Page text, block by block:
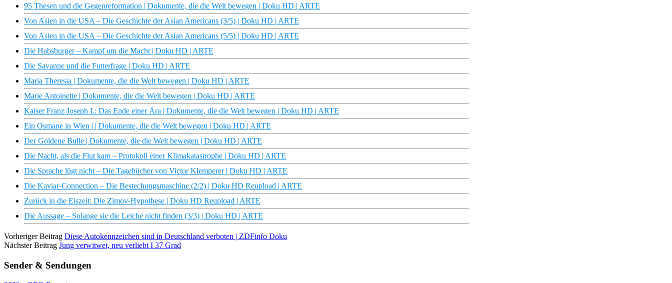
95 Thesen und die Gegenreformation | Dokumente, die die Welt bewegen | Doku HD | ARTE
Von Asien in die USA – Die Geschichte der Asian Americans (3/5) | Doku HD | ARTE
Von Asien in die USA – Die Geschichte der Asian Americans (5/5) | Doku HD | ARTE
Die Habsburger – Kampf um die Macht | Doku HD | ARTE
Die Savanne und die Futterfrage | Doku HD | ARTE
Maria Theresia | Dokumente, die die Welt bewegen | Doku HD | ARTE
Marie Antoinette | Dokumente, die die Welt bewegen | Doku HD | ARTE
Kaiser Franz Joseph I.: Das Ende einer Ära | Dokumente, die die Welt bewegen | Doku HD | ARTE
Ein Osmane in Wien | | Dokumente, die die Welt bewegen | Doku HD | ARTE
Der Goldene Bulle | Dokumente, die die Welt bewegen | Doku HD | ARTE
Die Nacht, als die Flut kam – Protokoll einer Klimakatastrophe | Doku HD | ARTE
Die Sprache lügt nicht – Die Tagebücher von Victor Klemperer | Doku HD | ARTE
Die Kaviar-Connection – Die Bestechungsmaschine (2/2) | Doku HD Reupload | ARTE
Zurück in die Eiszeit: Die Zimov-Hypothese | Doku HD Reupload | ARTE
Die Aussage – Solange sie die Leiche nicht finden (3/3) | Doku HD | ARTE
Vorheriger Beitrag Diese Autokennzeichen sind in Deutschland verboten | ZDFinfo Doku
Nächster Beitrag Jung verwitwet, neu verliebt I 37 Grad
Sender & Sendungen